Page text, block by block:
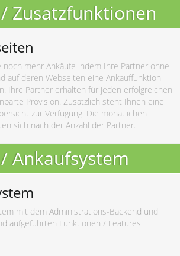
Zusatzfunktionen
noch mehr Ankäufe indem Ihre Partner ohne
auf deren Webseiten eine Ankauffunktion
Ihre Partner erhalten für jeden erfolgreichen
Provision. Zusätzlich steht Ihnen eine
zur Verfügung. Die monatlichen
sich nach der Anzahl der Partner.
Ankaufsystem
mit dem Administrations-Backend und
aufgeführten Funktionen / Features